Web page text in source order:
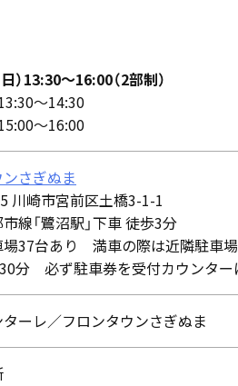
）13:30～16:00（2部制）
～14:30
～16:00
さぎぬま
川崎市宮前区土橋3-1-1
線「鷺沼駅」下車 徒歩3分
37台あり 満車の際は近隣駐車場
分 必ず駐車券を受付カウンター
ーレ／フロンタウンさぎぬま